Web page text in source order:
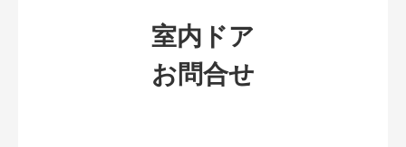
室内ドア
お問合せ